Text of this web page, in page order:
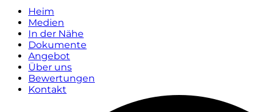
Heim
Medien
In der Nähe
Dokumente
Angebot
Über uns
Bewertungen
Kontakt